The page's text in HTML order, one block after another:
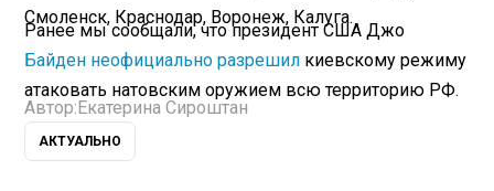
Смоленск, Краснодар, Воронеж, Калуга.
Ранее мы сообщали, что президент США Джо
Байден неофициально разрешил киевскому режиму
атаковать натовским оружием всю территорию РФ.
Автор: Екатерина Сироштан
АКТУАЛЬНО